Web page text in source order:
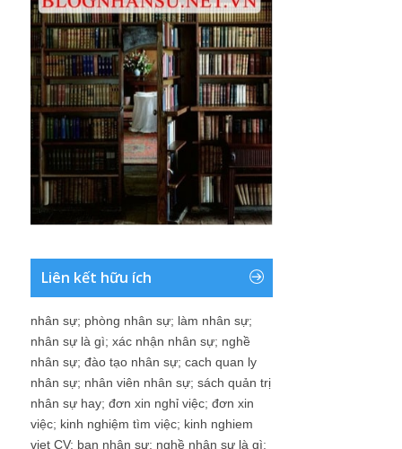
Liên kết hữu ích
nhân sự; phòng nhân sự; làm nhân sự;
nhân sự là gì; xác nhận nhân sự; nghề
nhân sự; đào tạo nhân sự; cach quan ly
nhân sự; nhân viên nhân sự; sách quản trị
nhân sự hay; đơn xin nghỉ việc; đơn xin
việc; kinh nghiệm tìm việc; kinh nghiem
viet CV; ban nhân sự; nghề nhân sự là gì;